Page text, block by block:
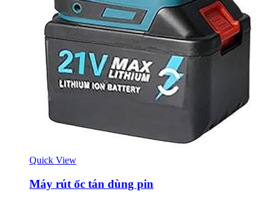
Quick View
Máy rút ốc tán dùng pin